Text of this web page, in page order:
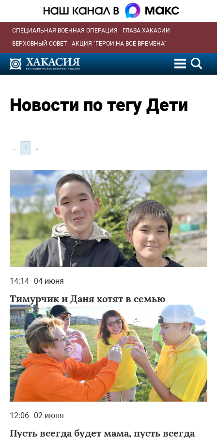
СПЕЦИАЛЬНАЯ ВОЕННАЯ ОПЕРАЦИЯ
ГЛАВА ХАКАСИИ
ВЕРХОВНЫЙ СОВЕТ
АКЦИЯ "ГЕРОИ НА ВСЕ ВРЕМЕНА"
Новости по тегу Дети
← 1 →
14:14 04 июня
Тимурчик и Даня хотят в семью
12:06 02 июня
Пусть всегда будет мама, пусть всегда